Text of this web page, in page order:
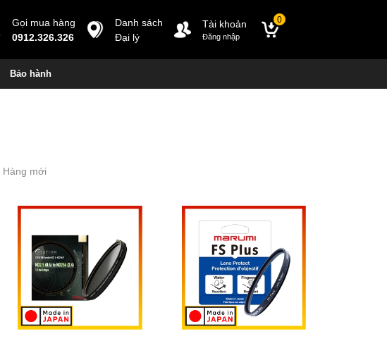
Gọi mua hàng
0912.326.326
Danh sách
Đại lý
Tài khoản
Đăng nhập
0
Bảo hành
Hàng mới